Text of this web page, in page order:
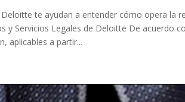
te ayudan a entender cómo opera la
y Servicios Legales de Deloitte De acuerdo
aplicables a partir...